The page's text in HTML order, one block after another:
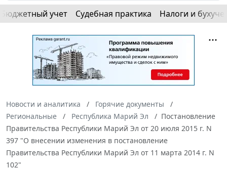
Бюджетный учет Судебная практика Налоги и
Новости и аналитика
Горячие документы
Региональные
Республика Марий Эл
Постановление
Правительства Республики Марий Эл от 20 июля 2015 г. N
397 "О внесении изменения в постановление
Правительства Республики Марий Эл от 11 марта 2014 г. N
102"